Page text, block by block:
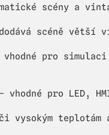
scény a
scéně větší
vhodné pro
vhodné pro LED,
vysokým teplotám